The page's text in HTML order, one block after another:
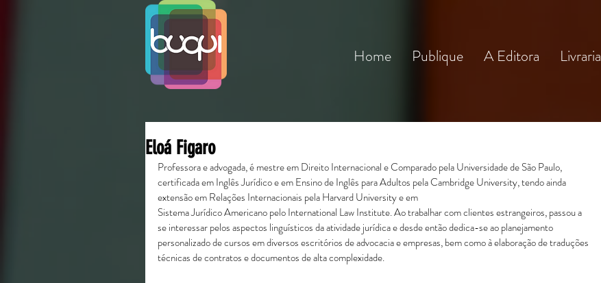
Home Publique A Editora Livraria
Eloá Figaro
Professora e advogada, é mestre em Direito Internacional e Comparado pela Universidade de São Paulo,
certificada em Inglês Jurídico e em Ensino de Inglês para Adultos pela Cambridge University, tendo ainda
extensão em Relações Internacionais pela Harvard University e em
Sistema Jurídico Americano pelo International Law Institute. Ao trabalhar com clientes estrangeiros, passou a
se interessar pelos aspectos linguísticos da atividade jurídica e desde então dedica-se ao planejamento
personalizado de cursos em diversos escritórios de advocacia e empresas, bem como à elaboração de traduções
técnicas de contratos e documentos de alta complexidade.